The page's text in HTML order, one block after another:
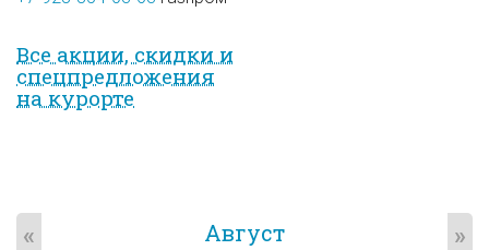
Все акции, скидки и
спец­предложе­ния
на курорте
Август
« »